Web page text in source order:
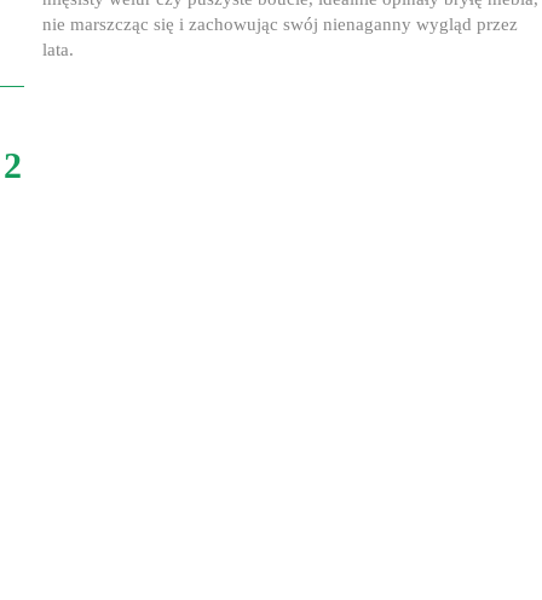
nie marszcząc się i zachowując swój nienaganny wygląd przez
lata.
2